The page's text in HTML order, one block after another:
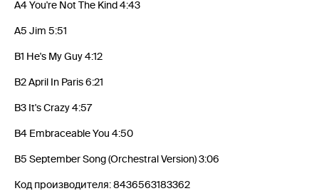
A4 You're Not The Kind 4:43
A5 Jim 5:51
B1 He's My Guy 4:12
B2 April In Paris 6:21
B3 It's Crazy 4:57
B4 Embraceable You 4:50
B5 September Song (Orchestral Version) 3:06
Код производителя: 8436563183362